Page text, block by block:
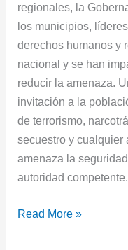
regionales, la
los municipios,
derechos humanos y
nacional y se han
reducir la amenaza.
invitación a la
de terrorismo,
secuestro y cualquier
amenaza la
autoridad competente.
Read More »